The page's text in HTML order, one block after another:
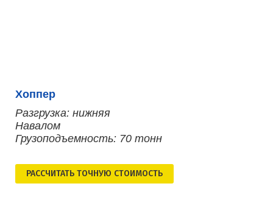
Хоппер
Разгрузка: нижняя
Навалом
Грузоподъемность: 70 тонн
РАСCЧИТАТЬ ТОЧНУЮ СТОИМОСТЬ